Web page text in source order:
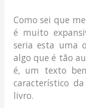
Como sei que
é muito
seria esta uma
algo que é tão
é, um texto
característico
livro.